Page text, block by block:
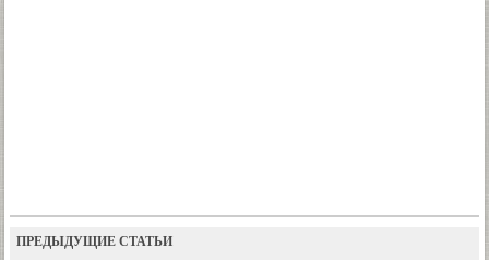
ПРЕДЫДУЩИЕ СТАТЬИ